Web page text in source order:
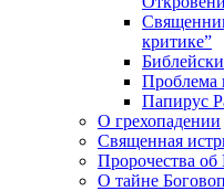
критике”
Проблема
Папирус
О грехопадении
Священная
Пророчества
О тайне